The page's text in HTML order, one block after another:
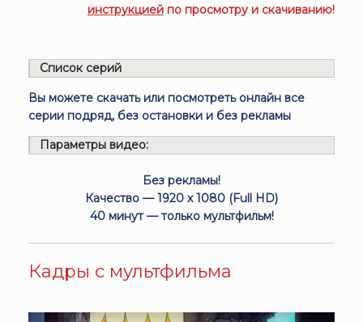
инструкцией по просмотру и скачиванию!
Список серий
Вы можете скачать или посмотреть онлайн все
серии подряд, без остановки и без рекламы
Параметры видео:
Без рекламы!
Качество — 1920 x 1080 (Full HD)
40 минут — только мультфильм!
Кадры с мультфильма